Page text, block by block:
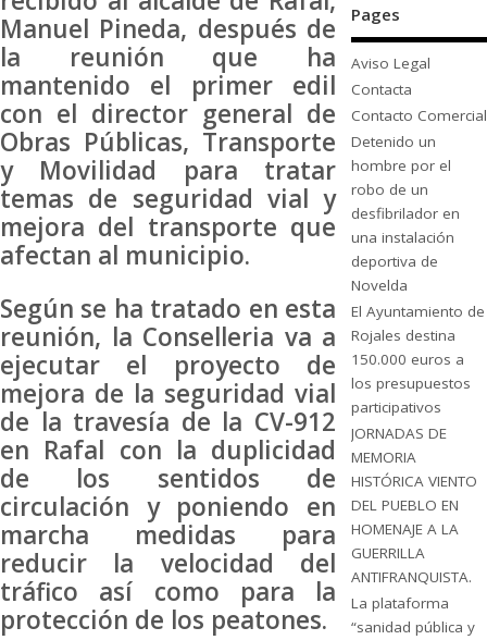
Manuel Pineda, después de
la reunión que ha
mantenido el primer edil
con el director general de
Obras Públicas, Transporte
y Movilidad para tratar
temas de seguridad vial y
mejora del transporte que
afectan al municipio.
Según se ha tratado en esta
reunión, la Conselleria va a
ejecutar el proyecto de
mejora de la seguridad vial
de la travesía de la CV-912
en Rafal con la duplicidad
de los sentidos de
circulación y poniendo en
marcha medidas para
reducir la velocidad del
tráfico así como para la
protección de los peatones.
Pages
Aviso Legal
Contacta
Contacto Comercial
Detenido un
hombre por el
robo de un
desfibrilador en
una instalación
deportiva de
Novelda
El Ayuntamiento de
Rojales destina
150.000 euros a
los presupuestos
participativos
JORNADAS DE
MEMORIA
HISTÓRICA VIENTO
DEL PUEBLO EN
HOMENAJE A LA
GUERRILLA
ANTIFRANQUISTA.
La plataforma
“sanidad pública y